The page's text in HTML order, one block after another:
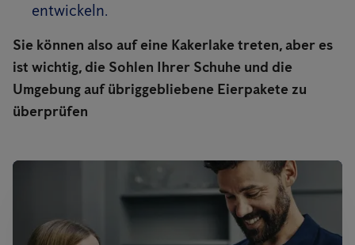
entwickeln.
Sie können also auf eine Kakerlake treten, aber es
ist wichtig, die Sohlen Ihrer Schuhe und die
Umgebung auf übriggebliebene Eierpakete zu
überprüfen